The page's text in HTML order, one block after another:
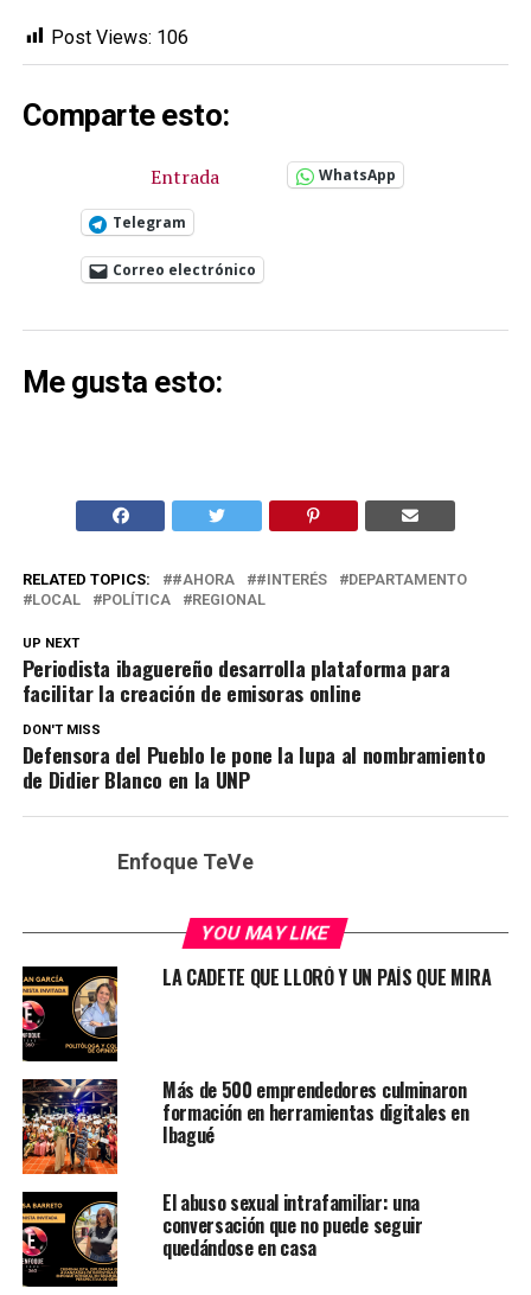
Post Views: 106
Comparte esto:
Entrada WhatsApp
Telegram
Correo electrónico
Me gusta esto:
RELATED TOPICS: #AHORA #INTERÉS
DEPARTAMENTO
LOCAL
POLÍTICA REGIONAL
UP NEXT
Periodista ibaguereño desarrolla plataforma para
facilitar la creación de emisoras online
DON'T MISS
Defensora del Pueblo le pone la lupa al nombramiento
de Didier Blanco en la UNP
Enfoque TeVe
YOU MAY LIKE
LA CADETE QUE LLORÓ Y UN PAÍS QUE MIRA
Más de 500 emprendedores culminaron
formación en herramientas digitales en
Ibagué
El abuso sexual intrafamiliar: una
conversación que no puede seguir
quedándose en casa